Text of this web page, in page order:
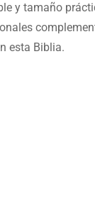
y tamaño
esta Biblia.